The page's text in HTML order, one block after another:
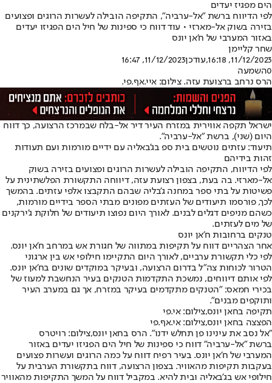
הים מפגיז יעדים
לפי הדיווח ברשת "אל-ערביה", התקיפה הובילה לעשרות הרוגים ופצועים
בזירה בשוק אל-מארזי • עוד דווח כי ספינות של חיל הים הפגיזו יעדים
באזור המערבי של ח'אן יונס
שחר קליימן
11/12/2023, 16:18
,עודכן11/12/2023, 16:47
0השמעה
הרס נרחב ברצועת עזה. צילום: איי.אף.פי.
ישראל תקפה אווירית במזרח העיר דיר אל-בלח שבמרכז הרצועה, כך דווח
היום (שני), ברשת "אל-ערביה".
תיעוד: עזתים נוטשים בית ספ בג’באליה עם ידיים מורמות ועם תעודות
זהות בידיהם
לפי הדיווח, התקיפה הובילה לעשרות הרוגים ופצועים בזירה בשוק
אל-מארזי. בה בעת, בצפון רצועת עזה, דיווחה התקשורת הפלשתינית על
פשיטות על בתי ספר במחנה ג'בליה שבהם התקבצו אלפי עזתים. בהמשך
לכך, פורסמו תיעודים של העזתים מפונים מבתי הספר בידיים מורמות,
כשהם מניפים דגלים לבנים. לאורך היום נפוצו תיעודים של חלוקת ג'ירקנים
של מים לעזתים.
טנקים ברחובות ח'אן יונס
אחר הצהריים דווח על תקיפות במתווה של חגורת אש במרחב ח'אן יונס.
לפי כלי תקשורת ערביים, לאורך היום התקיימו חילופי אש בין ארגוני
הטרור לכוחות צה"ל בדרום הרצועה, ובעיקר במוקדים שונים בח'אן יונס.
לפי אותם דיווחים, נמשכת התקדמות הטנקים בעיר הנחשבת למעוז של
בכירי חמאס: "הטנקים מתקדמים בעיקר במזרח, אך גם במערב העיר
ותוקפים מבנים".
תקיפה בחאן יונס,צילום: אי.פי
הפצצה בחאן יונס,צילום: אי.אף.פי
"אל נסב את עינינו פן תחלש ידנו". הרס בחאן יונס,צילום: רויטרס
ברשת "אל-ערביה" דווח כי ספינות של חיל הים הפגיזו יעדים באזור
המערבי של ח'אן יונס. בעיר רפיח דווח על כמה הרוגים ועשרות פצועים
בעקבות תקיפות מהאוויר. בצפון הרצועה, דווח בתקשורת הערבית על
חילופי אש בג'באליה ובית להיא. במקביל דווח על המשך התקיפות מהאוויר